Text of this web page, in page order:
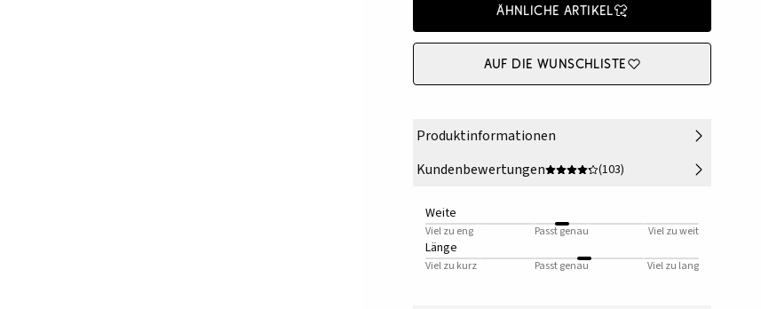
Ähnliche Artikel
Auf die Wunschliste
Produktinformationen
Kundenbewertungen
(103)
Weite
Viel zu eng Passt genau Viel zu weit
Länge
Viel zu kurz Passt genau Viel zu lang